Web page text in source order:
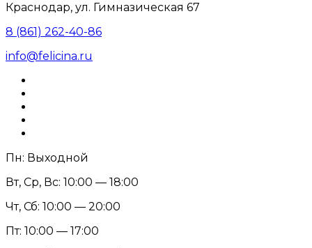
Краснодар, ул. Гимназическая 67
8 (861) 262-40-86
info@felicina.ru
Пн: Выходной
Вт, Ср, Вс: 10:00 — 18:00
Чт, Сб: 10:00 — 20:00
Пт: 10:00 — 17:00